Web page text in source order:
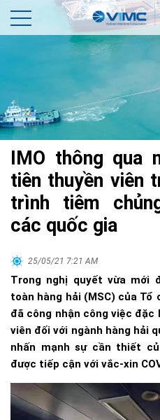
IMO thông qua
tiên thuyền viên
trình tiêm
các quốc gia
25/05/21 7:21 AM
Trong nghị quyết vừa mới
toàn hàng hải (MSC) của Tổ
đã công nhận công việc
viên đối với ngành hàng hải
nhấn mạnh sự cần thiết
được tiếp cận với vắc-xin